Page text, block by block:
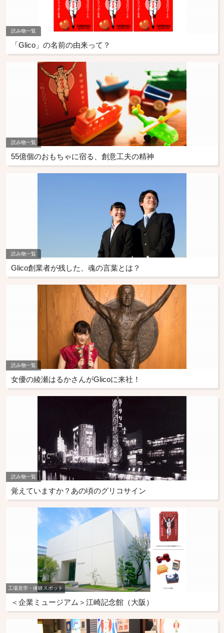
読み物一覧
「Glico」の名前の由来って？
読み物一覧
55億個のおもちゃに宿る、創意工夫の精神
読み物一覧
Glico創業者が残した、魂の言葉とは？
読み物一覧
女優の綾瀬はるかさんがGlicoに来社！
読み物一覧
覚えていますか？あの頃のグリコサイン
工場見学・体験スポット
＜企業ミュージアム＞江崎記念館（大阪）